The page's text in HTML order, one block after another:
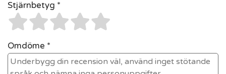
Stjärnbetyg *
Omdöme *